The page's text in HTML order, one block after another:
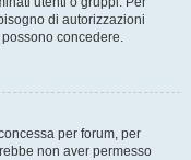
di autorizzazioni
concedere.
per forum, per
non aver permesso